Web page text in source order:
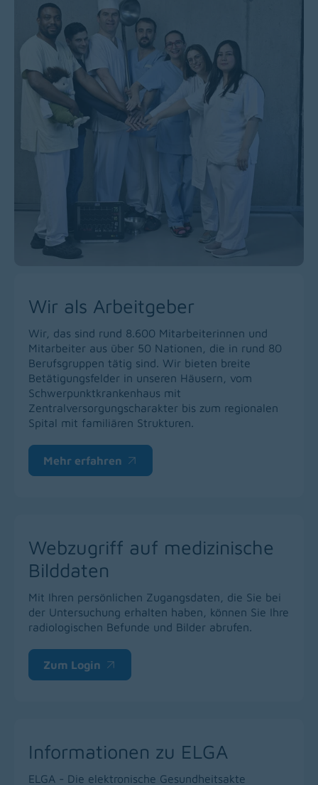
Wir als Arbeitgeber
Wir, das sind rund 8.600 Mitarbeiterinnen und
Mitarbeiter aus über 50 Nationen, die in rund 80
Berufsgruppen tätig sind. Wir bieten breite
Betätigungsfelder in unseren Häusern, vom
Schwerpunktkrankenhaus mit
Zentralversorgungscharakter bis zum regionalen
Spital mit familiären Strukturen.
Mehr erfahren
(opens in a new window)
Webzugriff auf medizinische
Bilddaten
Mit Ihren persönlichen Zugangsdaten, die Sie bei
der Untersuchung erhalten haben, können Sie Ihre
radiologischen Befunde und Bilder abrufen.
Zum Login
(opens in a new window)
Informationen zu ELGA
ELGA - Die elektronische Gesundheitsakte